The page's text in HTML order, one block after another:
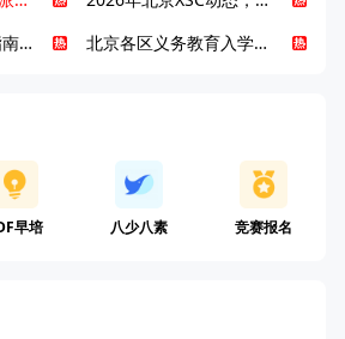
2026年海淀小升初指南，一文了解招生政策要点
北京各区义务教育入学咨询电话汇总，25年小升初家长提前收藏
早培 八少八素 竞赛报名